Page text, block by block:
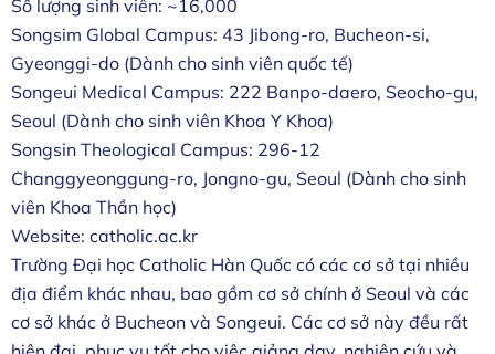
Số lượng sinh viên: ~16,000
Songsim Global Campus: 43 Jibong-ro, Bucheon-si,
Gyeonggi-do (Dành cho sinh viên quốc tế)
Songeui Medical Campus: 222 Banpo-daero, Seocho-gu,
Seoul (Dành cho sinh viên Khoa Y Khoa)
Songsin Theological Campus: 296-12
Changgyeonggung-ro, Jongno-gu, Seoul (Dành cho sinh
viên Khoa Thần học)
Website: catholic.ac.kr
Trường Đại học Catholic Hàn Quốc có các cơ sở tại nhiều
địa điểm khác nhau, bao gồm cơ sở chính ở Seoul và các
cơ sở khác ở Bucheon và Songeui. Các cơ sở này đều rất